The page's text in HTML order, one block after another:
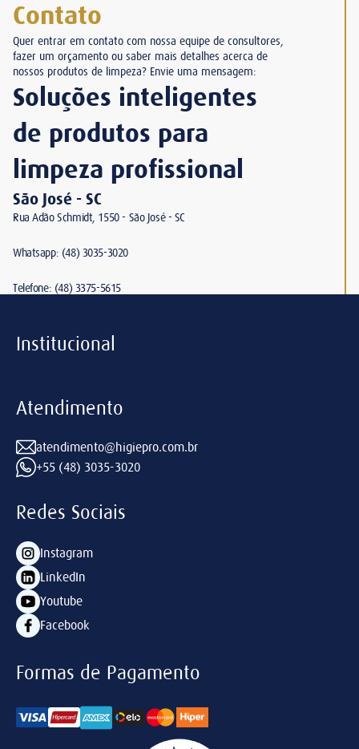
Contato
Quer entrar em contato com nossa equipe de consultores,
fazer um orçamento ou saber mais detalhes acerca de
nossos produtos de limpeza? Envie uma mensagem:
Soluções inteligentes
de produtos para
limpeza profissional
São José - SC
Rua Adão Schmidt, 1550 - São José - SC
Whatsapp: (48) 3035-3020
Telefone: (48) 3375-5615
Institucional
Atendimento
atendimento@higiepro.com.br
+55 (48) 3035-3020
Redes Sociais
Instagram
LinkedIn
Youtube
Facebook
Formas de Pagamento